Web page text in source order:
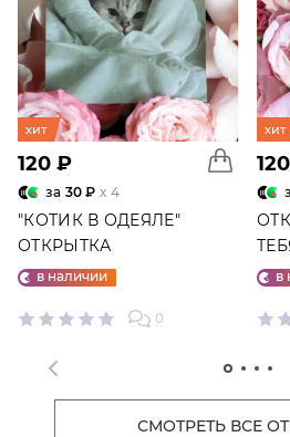
хит
120 ₽
за 30 ₽ x 4
"КОТИК В ОДЕЯЛЕ"
ОТКРЫТКА
в наличии
0
хит
в
СМОТРЕТЬ ВСЕ